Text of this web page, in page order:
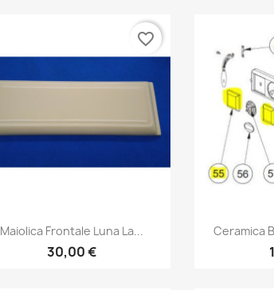
Anteprima
Maiolica Frontale Luna La...
30,00 €
favorite_border

Ceramica